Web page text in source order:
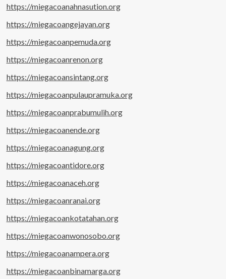
https://miegacoanahnasution.org
https://miegacoangejayan.org
https://miegacoanpemuda.org
https://miegacoanrenon.org
https://miegacoansintang.org
https://miegacoanpulaupramuka.org
https://miegacoanprabumulih.org
https://miegacoanende.org
https://miegacoanagung.org
https://miegacoantidore.org
https://miegacoanaceh.org
https://miegacoanranai.org
https://miegacoankotatahan.org
https://miegacoanwonosobo.org
https://miegacoanampera.org
https://miegacoanbinamarga.org